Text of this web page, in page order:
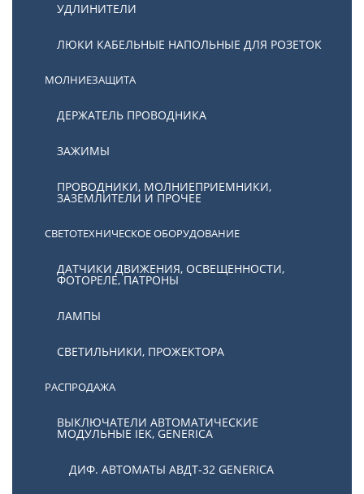
УДЛИНИТЕЛИ
ЛЮКИ КАБЕЛЬНЫЕ НАПОЛЬНЫЕ ДЛЯ РОЗЕТОК
МОЛНИЕЗАЩИТА
ДЕРЖАТЕЛЬ ПРОВОДНИКА
ЗАЖИМЫ
ПРОВОДНИКИ, МОЛНИЕПРИЕМНИКИ,
ЗАЗЕМЛИТЕЛИ И ПРОЧЕЕ
СВЕТОТЕХНИЧЕСКОЕ ОБОРУДОВАНИЕ
ДАТЧИКИ ДВИЖЕНИЯ, ОСВЕЩЕННОСТИ,
ФОТОРЕЛЕ, ПАТРОНЫ
ЛАМПЫ
СВЕТИЛЬНИКИ, ПРОЖЕКТОРА
РАСПРОДАЖА
ВЫКЛЮЧАТЕЛИ АВТОМАТИЧЕСКИЕ
МОДУЛЬНЫЕ IEK, GENERICA
ДИФ. АВТОМАТЫ АВДТ-32 GENERICA